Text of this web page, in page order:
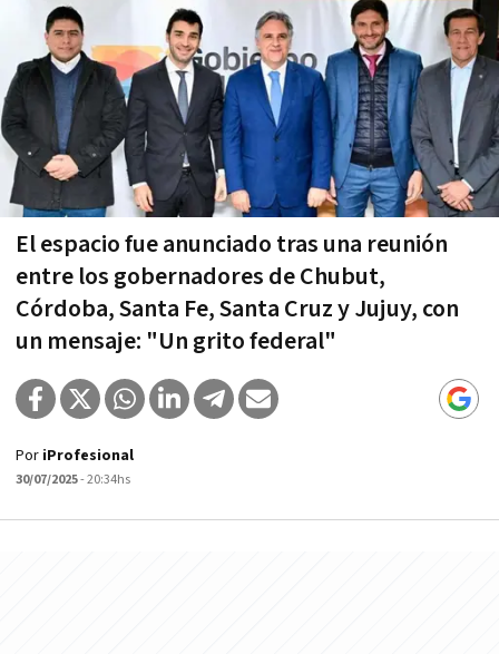
El espacio fue anunciado tras una reunión
entre los gobernadores de Chubut,
Córdoba, Santa Fe, Santa Cruz y Jujuy, con
un mensaje: "Un grito federal"
Por iProfesional
30/07/2025- 20:34hs